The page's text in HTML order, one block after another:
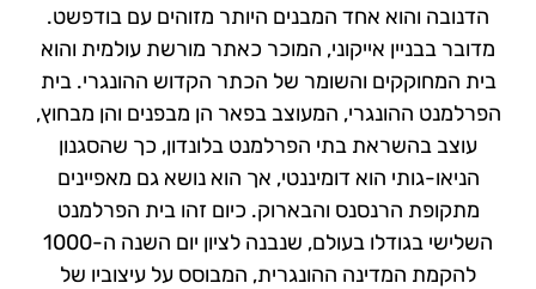
הדנובה והוא אחד המבנים היותר מזוהים עם בודפשט.
מדובר בבניין אייקוני, המוכר כאתר מורשת עולמית והוא
בית המחוקקים והשומר של הכתר הקדוש ההונגרי. בית
הפרלמנט ההונגרי, המעוצב בפאר הן מבפנים והן מבחוץ,
עוצב בהשראת בתי הפרלמנט בלונדון, כך שהסגנון
הניאו-גותי הוא דומיננטי, אך הוא נושא גם מאפיינים
מתקופת הרנסנס והבארוק. כיום זהו בית הפרלמנט
השלישי בגודלו בעולם, שנבנה לציון יום השנה ה-1000
להקמת המדינה ההונגרית, המבוסס על עיצוביו של